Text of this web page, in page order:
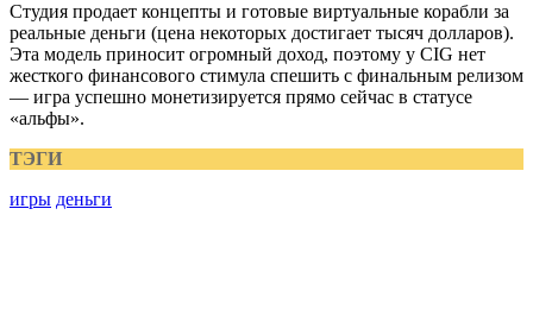
Студия продает концепты и готовые виртуальные корабли за
реальные деньги (цена некоторых достигает тысяч долларов).
Эта модель приносит огромный доход, поэтому у CIG нет
жесткого финансового стимула спешить с финальным релизом
— игра успешно монетизируется прямо сейчас в статусе
«альфы».
ТЭГИ
игры деньги